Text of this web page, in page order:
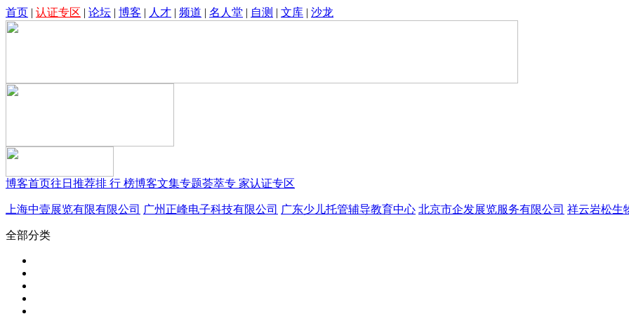
首页 | 认证专区 | 论坛 | 博客 | 人才 | 频道 | 名人堂 | 自测 | 文库 | 沙龙
博客首页往日推荐排 行 榜博客文集专题荟萃专 家认证专区
上海中壹展览有限有限公司 广州正峰电子科技有限公司 广东少儿托管辅导教育中心 北京市企发展览服务有限公司 祥云岩松生
全部分类